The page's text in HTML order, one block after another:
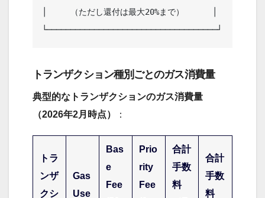
│     （ただし還付は最大20%まで）      │
トランザクション種別ごとのガス消費量
典型的なトランザクションのガス消費量
（2026年2月時点）
：
トラ
ンザ
クシ
Gas
Use
Bas
e
Fee
Prio
rity
Fee
合計
手数
料
合計
手数
料